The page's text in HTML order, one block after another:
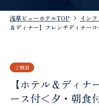
浅草ビューホテルTOP イン
＆ディナー】フレンチディナー
ご宿泊
【ホテル＆ディ
ース付＜夕・朝食